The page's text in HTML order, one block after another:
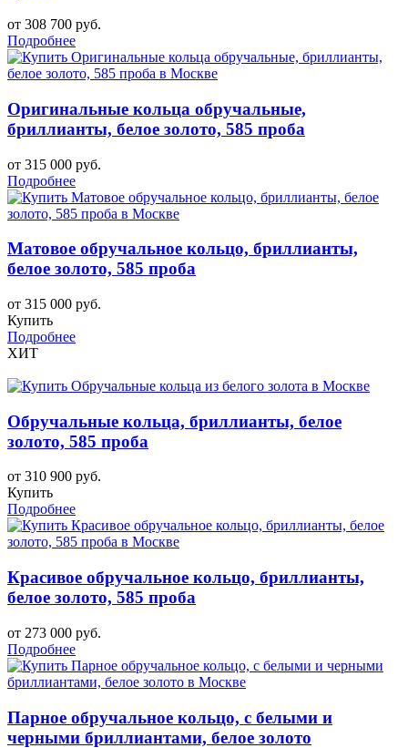
от 308 700 руб.
Подробнее
Оригинальные кольца обручальные,
бриллианты, белое золото, 585 проба
от 315 000 руб.
Подробнее
Матовое обручальное кольцо, бриллианты,
белое золото, 585 проба
от 315 000 руб.
Купить
Подробнее
ХИТ
Обручальные кольца, бриллианты, белое
золото, 585 проба
от 310 900 руб.
Купить
Подробнее
Красивое обручальное кольцо, бриллианты,
белое золото, 585 проба
от 273 000 руб.
Подробнее
Парное обручальное кольцо, с белыми и
черными бриллиантами, белое золото